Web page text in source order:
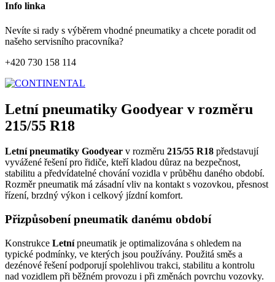
Info linka
Nevíte si rady s výběrem vhodné pneumatiky a chcete poradit od
našeho servisního pracovníka?
+420 730 158 114
Letní pneumatiky Goodyear v rozměru
215/55 R18
Letní pneumatiky Goodyear v rozměru 215/55 R18 představují
vyvážené řešení pro řidiče, kteří kladou důraz na bezpečnost,
stabilitu a předvídatelné chování vozidla v průběhu daného období.
Rozměr pneumatik má zásadní vliv na kontakt s vozovkou, přesnost
řízení, brzdný výkon i celkový jízdní komfort.
Přizpůsobení pneumatik danému období
Konstrukce Letnípneumatik je optimalizována s ohledem na
typické podmínky, ve kterých jsou používány. Použitá směs a
dezénové řešení podporují spolehlivou trakci, stabilitu a kontrolu
nad vozidlem při běžném provozu i při změnách povrchu vozovky.